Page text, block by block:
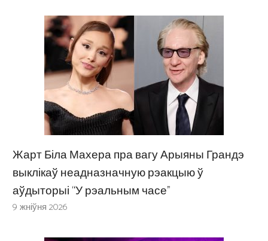
Жарт Біла Махера пра вагу Арыяны Грандэ
выклікаў неадназначную рэакцыю ў
аўдыторыі “У рэальным часе”
9 жніўня 2026